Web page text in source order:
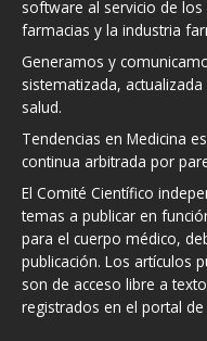
software al servicio de
farmacias y la industria
Generamos y
sistematizada,
salud.
Tendencias en Medicina
continua arbitrada por
El Comité Científico
temas a publicar en
para el cuerpo médico,
publicación. Los artículos
son de acceso libre a
registrados en el portal